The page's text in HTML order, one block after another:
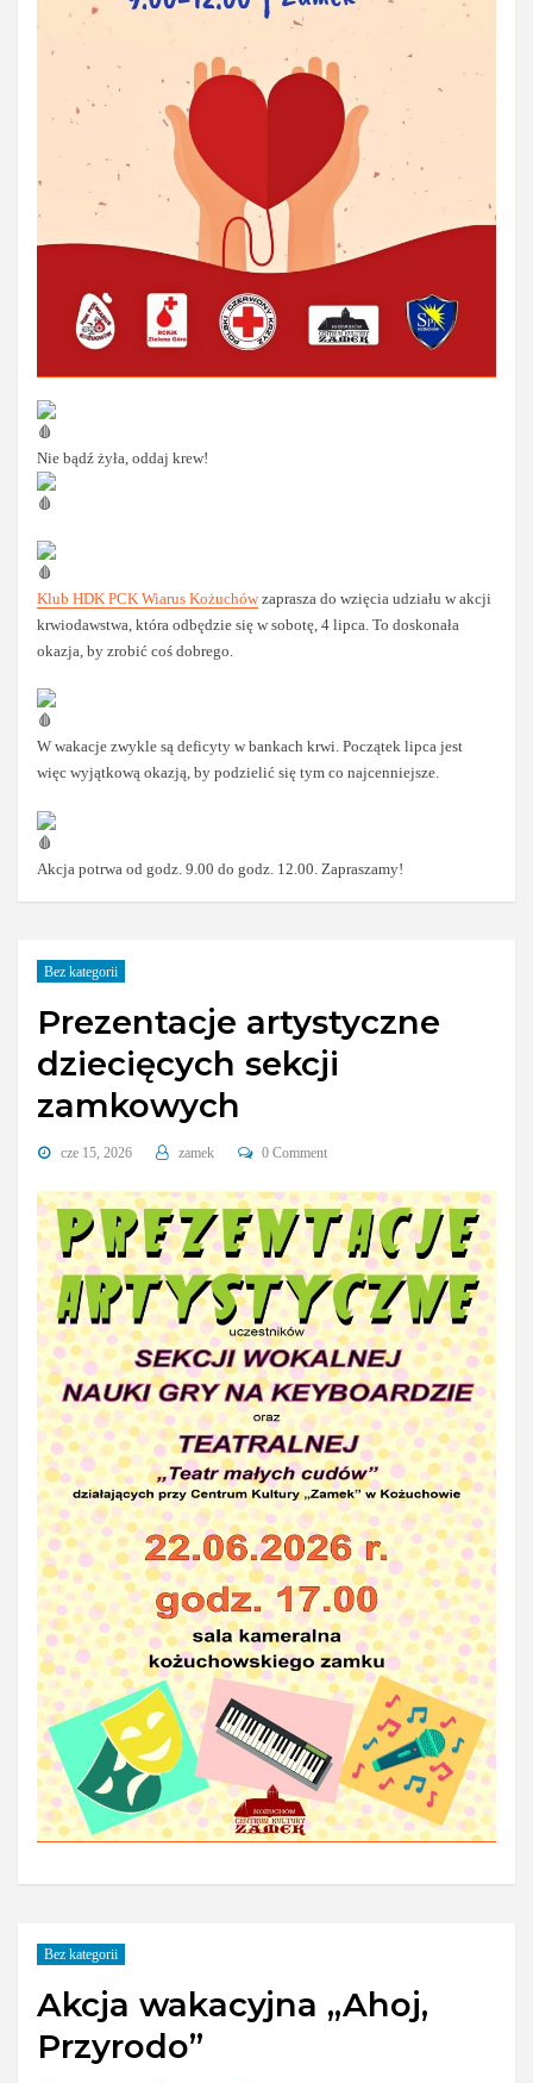
Nie bądź żyła, oddaj krew!
Klub HDK PCK Wiarus Kożuchówzaprasza do wzięcia udziału w akcji
krwiodawstwa, która odbędzie się w sobotę, 4 lipca. To doskonała
okazja, by zrobić coś dobrego.
W wakacje zwykle są deficyty w bankach krwi. Początek lipca jest
więc wyjątkową okazją, by podzielić się tym co najcenniejsze.
Akcja potrwa od godz. 9.00 do godz. 12.00. Zapraszamy!
Bez kategorii
Prezentacje artystyczne
dziecięcych sekcji
zamkowych
cze 15, 2026 zamek 0 Comment
Bez kategorii
Akcja wakacyjna „Ahoj,
Przyrodo”